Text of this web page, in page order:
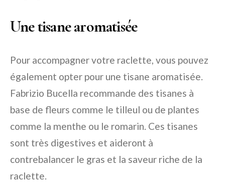
Une tisane aromatisée
Pour accompagner votre raclette, vous pouvez
également opter pour une tisane aromatisée.
Fabrizio Bucella recommande des tisanes à
base de fleurs comme le tilleul ou de plantes
comme la menthe ou le romarin. Ces tisanes
sont très digestives et aideront à
contrebalancer le gras et la saveur riche de la
raclette.